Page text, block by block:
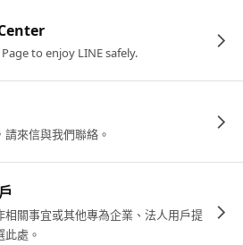
to enjoy LINE safely.
來信與我們聯絡。
相關事宜或其他專為企業、法人用戶提
處。